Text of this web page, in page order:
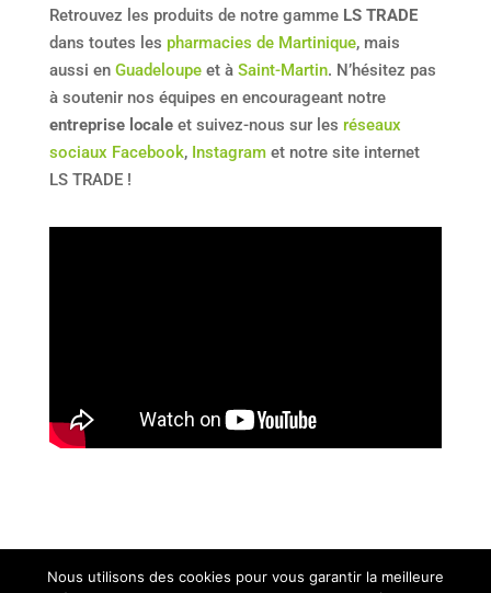
Retrouvez les produits de notre gamme LS TRADE
dans toutes les pharmacies de Martinique, mais
aussi en Guadeloupeet à Saint-Martin. N’hésitez pas
à soutenir nos équipes en encourageant notre
entreprise localeet suivez-nous sur les réseaux
sociaux Facebook, Instagramet notre site internet
LS TRADE !
Nous utilisons des cookies pour vous garantir la meilleure